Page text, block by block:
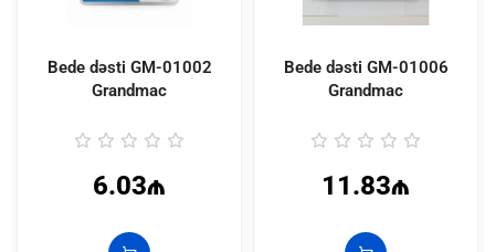
Bede dəsti GM-01002
Grandmac
6.03₼
Bede dəsti GM-01006
Grandmac
11.83₼